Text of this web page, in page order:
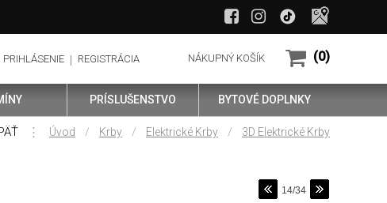
PRÍSLUŠENSTVO BYTOVÉ DOPLNKY
PRIHLÁSENIE REGISTRÁCIA NÁKUPNÝ KOŠÍK (0)
⋮ Úvod / Krby / Elektrické Krby / 3D Elektrické Krby
14/34